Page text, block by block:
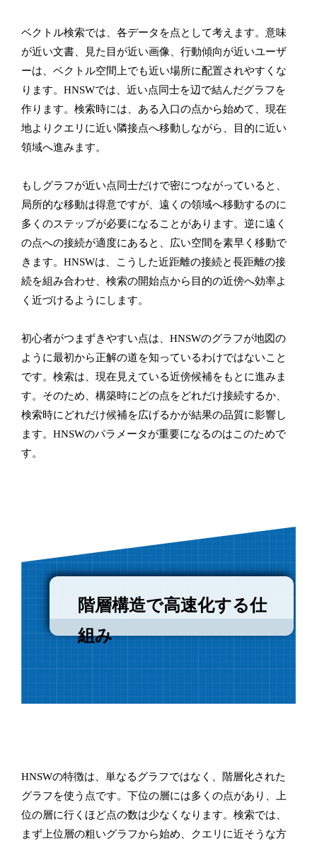
ベクトル検索では、各データを点として考えます。意味
が近い文書、見た目が近い画像、行動傾向が近いユーザ
ーは、ベクトル空間上でも近い場所に配置されやすくな
ります。HNSWでは、近い点同士を辺で結んだグラフを
作ります。検索時には、ある入口の点から始めて、現在
地よりクエリに近い隣接点へ移動しながら、目的に近い
領域へ進みます。
もしグラフが近い点同士だけで密につながっていると、
局所的な移動は得意ですが、遠くの領域へ移動するのに
多くのステップが必要になることがあります。逆に遠く
の点への接続が適度にあると、広い空間を素早く移動で
きます。HNSWは、こうした近距離の接続と長距離の接
続を組み合わせ、検索の開始点から目的の近傍へ効率よ
く近づけるようにします。
初心者がつまずきやすい点は、HNSWのグラフが地図の
ように最初から正解の道を知っているわけではないこと
です。検索は、現在見えている近傍候補をもとに進みま
す。そのため、構築時にどの点をどれだけ接続するか、
検索時にどれだけ候補を広げるかが結果の品質に影響し
ます。HNSWのパラメータが重要になるのはこのためで
す。
階層構造で高速化する仕
組み
HNSWの特徴は、単なるグラフではなく、階層化された
グラフを使う点です。下位の層には多くの点があり、上
位の層に行くほど点の数は少なくなります。検索では、
まず上位層の粗いグラフから始め、クエリに近そうな方